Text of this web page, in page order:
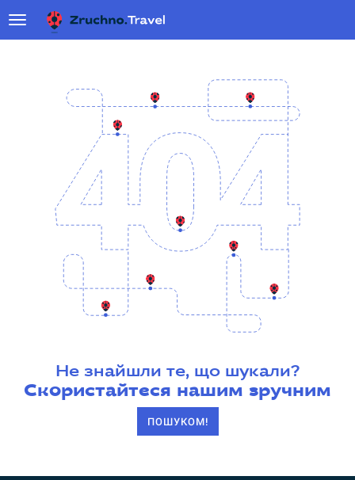
Не знайшли те, що шукали?
Скористайтеся нашим зручним
ПОШУКОМ!